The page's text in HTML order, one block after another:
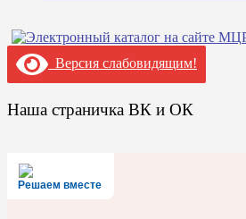
Версия слабовидящим!
Наша страничка ВК и ОК
Решаем вместе